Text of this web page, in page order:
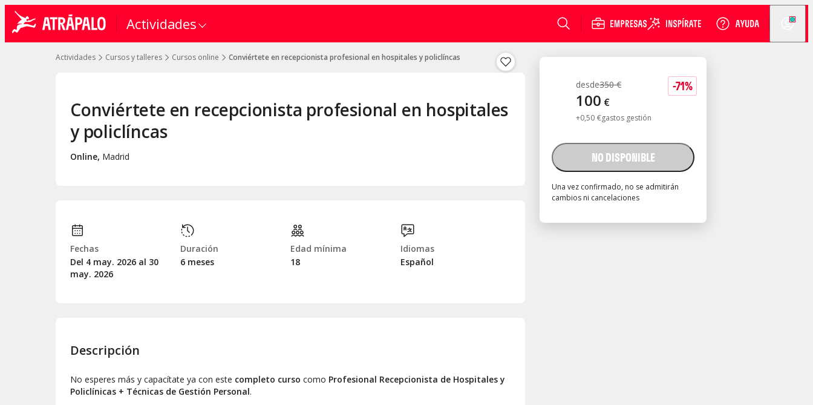
Actividades
Actividades Cursos y talleres Cursos online Conviértete en recepcionista profesional en hospitales y policlíncas
-71%
desde350 €
100 €
+0,50 €gastos gestión
NO DISPONIBLE
Una vez confirmado, no se admitirán
cambios ni cancelaciones
Conviértete en recepcionista profesional en hospitales
y policlíncas
Online, Madrid
Fechas
Del 4 may. 2026 al 30
may. 2026
Duración
6 meses
Edad mínima
18
Idiomas
Español
Descripción
No esperes más y capacítate ya con este completo curso como Profesional Recepcionista de Hospitales y
Policlínicas + Técnicas de Gestión Personal.